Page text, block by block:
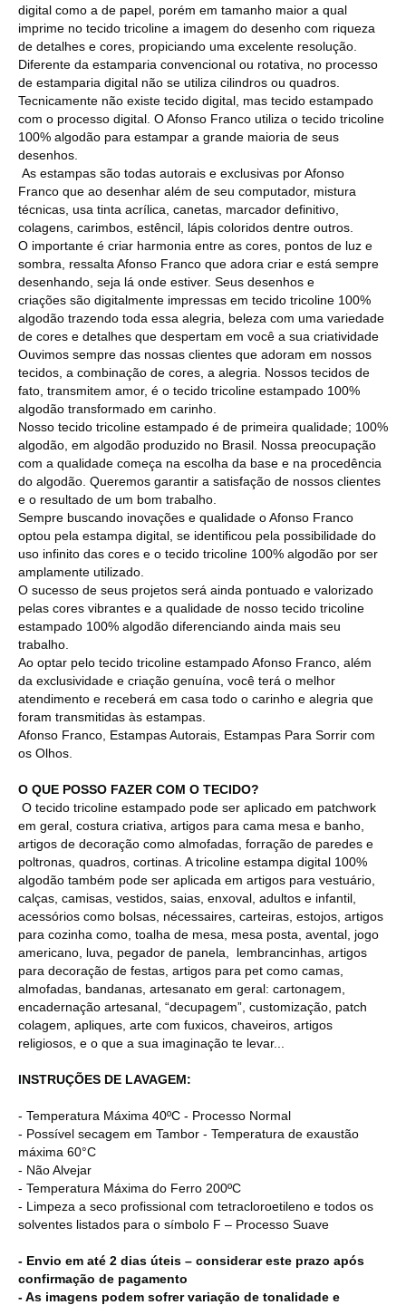
digital como a de papel, porém em tamanho maior a qual
imprime no tecido tricoline a imagem do desenho com riqueza
de detalhes e cores, propiciando uma excelente resolução.
Diferente da estamparia convencional ou rotativa, no processo
de estamparia digital não se utiliza cilindros ou quadros.
Tecnicamente não existe tecido digital, mas tecido estampado
com o processo digital. O Afonso Franco utiliza o tecido tricoline
100% algodão para estampar a grande maioria de seus
desenhos.
As estampas são todas autorais e exclusivas por Afonso
Franco que ao desenhar além de seu computador, mistura
técnicas, usa tinta acrílica, canetas, marcador definitivo,
colagens, carimbos, estêncil, lápis coloridos dentre outros.
O importante é criar harmonia entre as cores, pontos de luz e
sombra, ressalta Afonso Franco que adora criar e está sempre
desenhando, seja lá onde estiver. Seus desenhos e
criações são digitalmente impressas em tecido tricoline 100%
algodão trazendo toda essa alegria, beleza com uma variedade
de cores e detalhes que despertam em você a sua criatividade
Ouvimos sempre das nossas clientes que adoram em nossos
tecidos, a combinação de cores, a alegria. Nossos tecidos de
fato, transmitem amor, é o tecido tricoline estampado 100%
algodão transformado em carinho.
Nosso tecido tricoline estampado é de primeira qualidade; 100%
algodão, em algodão produzido no Brasil. Nossa preocupação
com a qualidade começa na escolha da base e na procedência
do algodão. Queremos garantir a satisfação de nossos clientes
e o resultado de um bom trabalho.
Sempre buscando inovações e qualidade o Afonso Franco
optou pela estampa digital, se identificou pela possibilidade do
uso infinito das cores e o tecido tricoline 100% algodão por ser
amplamente utilizado.
O sucesso de seus projetos será ainda pontuado e valorizado
pelas cores vibrantes e a qualidade de nosso tecido tricoline
estampado 100% algodão diferenciando ainda mais seu
trabalho.
Ao optar pelo tecido tricoline estampado Afonso Franco, além
da exclusividade e criação genuína, você terá o melhor
atendimento e receberá em casa todo o carinho e alegria que
foram transmitidas às estampas.
Afonso Franco, Estampas Autorais, Estampas Para Sorrir com
os Olhos.
O QUE POSSO FAZER COM O TECIDO?
O tecido tricoline estampado pode ser aplicado em patchwork
em geral, costura criativa, artigos para cama mesa e banho,
artigos de decoração como almofadas, forração de paredes e
poltronas, quadros, cortinas. A tricoline estampa digital 100%
algodão também pode ser aplicada em artigos para vestuário,
calças, camisas, vestidos, saias, enxoval, adultos e infantil,
acessórios como bolsas, nécessaires, carteiras, estojos, artigos
para cozinha como, toalha de mesa, mesa posta, avental, jogo
americano, luva, pegador de panela, lembrancinhas, artigos
para decoração de festas, artigos para pet como camas,
almofadas, bandanas, artesanato em geral: cartonagem,
encadernação artesanal, “decupagem”, customização, patch
colagem, apliques, arte com fuxicos, chaveiros, artigos
religiosos, e o que a sua imaginação te levar...
INSTRUÇÕES DE LAVAGEM:
- Temperatura Máxima 40ºC - Processo Normal
- Possível secagem em Tambor - Temperatura de exaustão
máxima 60°C
- Não Alvejar
- Temperatura Máxima do Ferro 200ºC
- Limpeza a seco profissional com tetracloroetileno e todos os
solventes listados para o símbolo F – Processo Suave
- Envio em até 2 dias úteis – considerar este prazo após
confirmação de pagamento
- As imagens podem sofrer variação de tonalidade e